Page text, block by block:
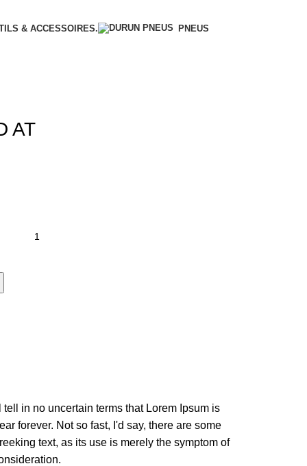
& ACCESSOIRES.
PNEUS
AT
in no uncertain terms that Lorem Ipsum is
forever. Not so fast, I'd say, there are some
text, as its use is merely the symptom of